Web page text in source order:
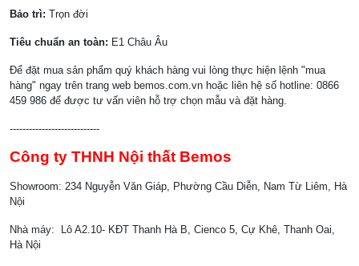
Bảo trì: Trọn đời
Tiêu chuẩn an toàn: E1 Châu Âu
Để đặt mua sản phẩm quý khách hàng vui lòng thực hiện lệnh "mua
hàng" ngay trên trang web bemos.com.vn hoặc liên hệ số hotline: 0866
459 986 để được tư vấn viên hỗ trợ chọn mẫu và đặt hàng.
----------------------------
Công ty THNH Nội thất Bemos
Showroom: 234 Nguyễn Văn Giáp, Phường Cầu Diễn, Nam Từ Liêm, Hà
Nội
Nhà máy: Lô A2.10- KĐT Thanh Hà B, Cienco 5, Cự Khê, Thanh Oai,
Hà Nội